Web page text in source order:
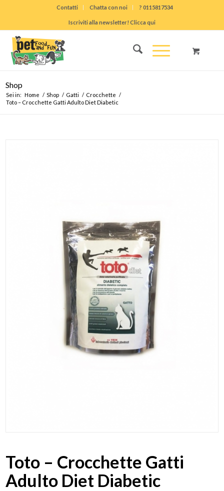
Contatti Chatta con noi ? 0115817534
Iscriviti alla newsletter! Clicca qui
Shop
Sei in: Home / Shop / Gatti / Crocchette /
Toto – Crocchette Gatti Adulto Diet Diabetic
Toto – Crocchette Gatti
Adulto Diet Diabetic